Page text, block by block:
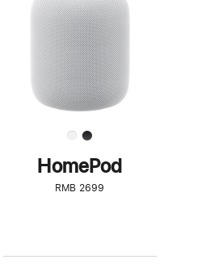
了
解
HomePod<
HomePod
RMB 2699